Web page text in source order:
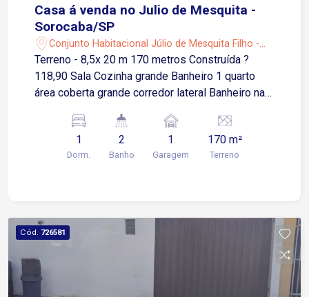
Casa á venda no Julio de Mesquita -
Sorocaba/SP
Conjunto Habitacional Júlio de Mesquita Filho -
Sorocaba/SP
Terreno - 8,5x 20 m 170 metros Construída ?
118,90 Sala Cozinha grande Banheiro 1 quarto
área coberta grande corredor lateral Banheiro na
1
Dorm.
2
Banho
1
Garagem
170 m²
Terreno
Cód. 726581